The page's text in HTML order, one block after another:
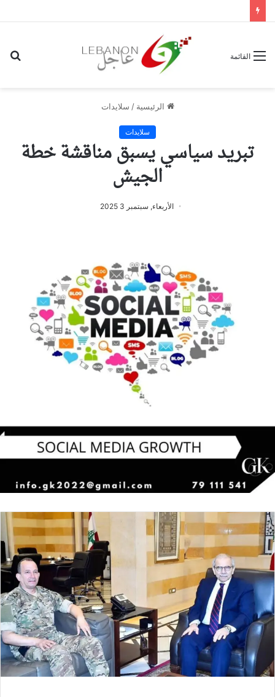
القائمة
الرئيسية / سلايدات
سلايدات
تبريد سياسي يسبق مناقشة خطة
الجيش
الأربعاء, سبتمبر 3 2025